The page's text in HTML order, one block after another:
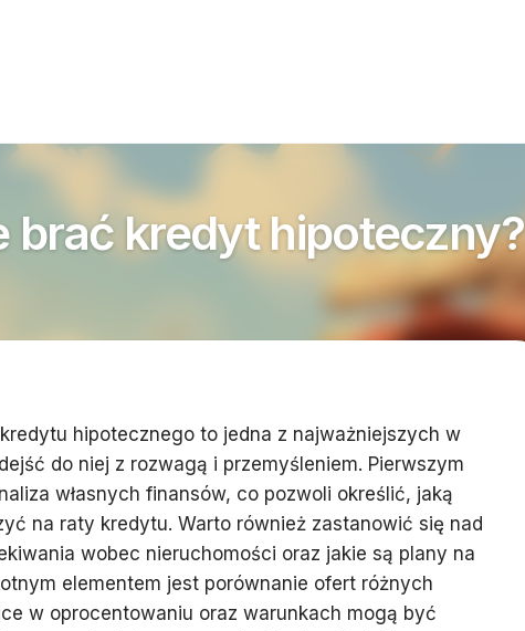
brać kredyt hipoteczny?
hipotecznego to jedna z najważniejszych w
do niej z rozwagą i przemyśleniem. Pierwszym
własnych finansów, co pozwoli określić, jaką
na raty kredytu. Warto również zastanowić się nad
wobec nieruchomości oraz jakie są plany na
elementem jest porównanie ofert różnych
w oprocentowaniu oraz warunkach mogą być